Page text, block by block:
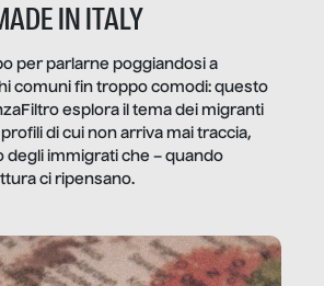
IN ITALY
per parlarne poggiandosi a
comuni fin troppo comodi: questo
esplora il tema dei migranti
di cui non arriva mai traccia,
degli immigrati che – quando
ci ripensano.